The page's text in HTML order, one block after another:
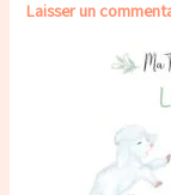
Laisser un